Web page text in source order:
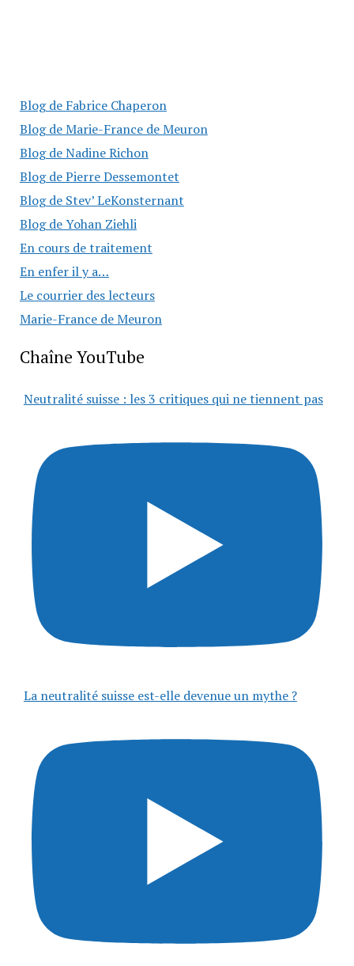
Blog de Fabrice Chaperon
Blog de Marie-France de Meuron
Blog de Nadine Richon
Blog de Pierre Dessemontet
Blog de Stev’ LeKonsternant
Blog de Yohan Ziehli
En cours de traitement
En enfer il y a…
Le courrier des lecteurs
Marie-France de Meuron
Chaîne YouTube
Neutralité suisse : les 3 critiques qui ne tiennent pas
La neutralité suisse est-elle devenue un mythe ?